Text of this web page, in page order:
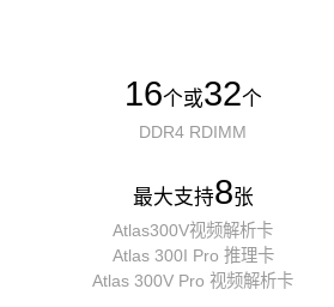
16个或32个
DDR4 RDIMM
最大支持8张
Atlas300V视频解析卡
Atlas 300I Pro 推理卡
Atlas 300V Pro 视频解析卡